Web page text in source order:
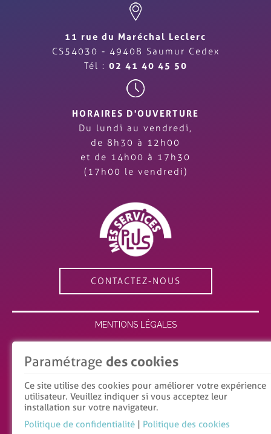
Paramétrage des cookies
Ce site utilise des cookies pour améliorer votre expérience
utilisateur. Veuillez indiquer si vous acceptez leur
installation sur votre navigateur.
Politique de confidentialité | Politique des cookies
11 rue du Maréchal Leclerc
CS54030 - 49408 Saumur Cedex
Tél : 02 41 40 45 50
HORAIRES D'OUVERTURE
Du lundi au vendredi,
de 8h30 à 12h00
et de 14h00 à 17h30
(17h00 le vendredi)
CONTACTEZ-NOUS
MENTIONS LÉGALES
POLITIQUE DE CONFIDENTIALITÉ
POLITIQUE DES COOKIES